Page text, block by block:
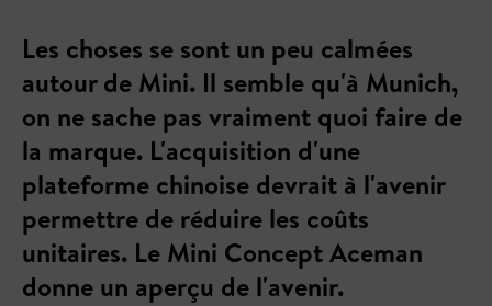
Les choses se sont un peu calmées
autour de Mini. Il semble qu'à Munich,
on ne sache pas vraiment quoi faire de
la marque. L'acquisition d'une
plateforme chinoise devrait à l'avenir
permettre de réduire les coûts
unitaires. Le Mini Concept Aceman
donne un aperçu de l'avenir.